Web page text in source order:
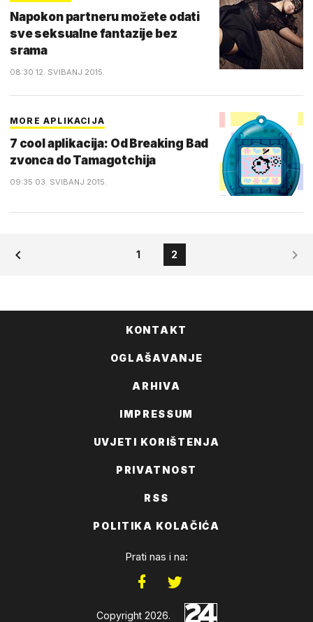
Napokon partneru možete odati
sve seksualne fantazije bez
srama
08:30 12. SVIBANJ 2015.
MORE APLIKACIJA
7 cool aplikacija: Od Breaking Bad
zvonca do Tamagotchija
09:35 03. SVIBANJ 2015.
1 2
KONTAKT
OGLAŠAVANJE
ARHIVA
IMPRESSUM
UVJETI KORIŠTENJA
PRIVATNOST
RSS
POLITIKA KOLAČIĆA
Prati nas i na:
Copyright 2026.